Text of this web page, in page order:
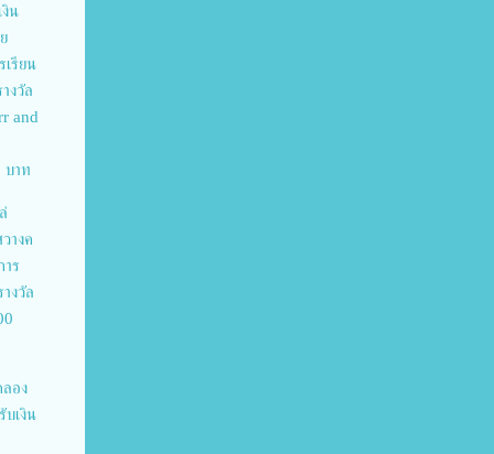
น
เรียน
งวัล
and
บาท
างค
าร
งวัล
อง
บเงิน